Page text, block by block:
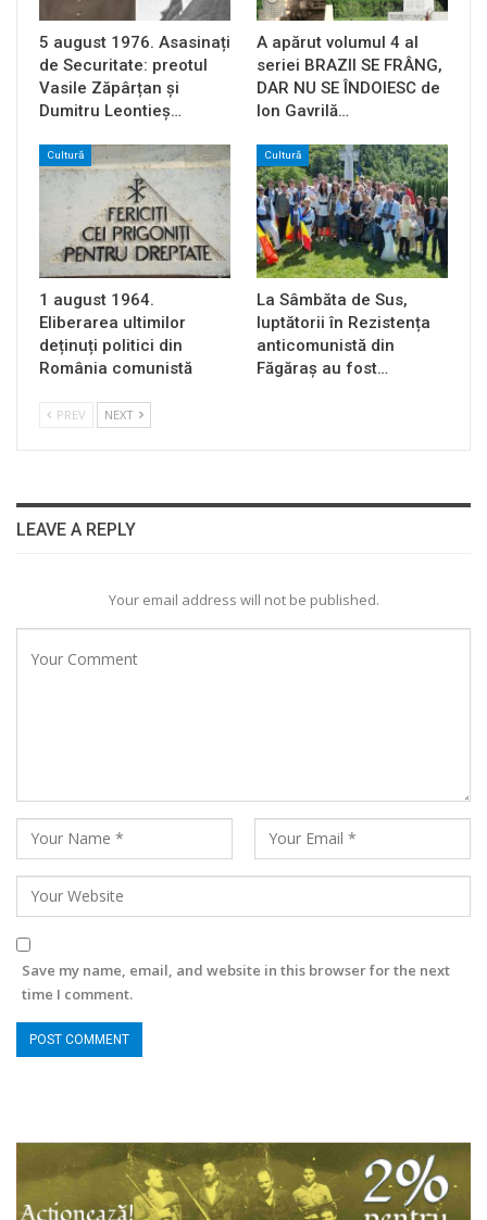
5 august 1976. Asasinați
de Securitate: preotul
Vasile Zăpârțan și
Dumitru Leontieș…
A apărut volumul 4 al
seriei BRAZII SE FRÂNG,
DAR NU SE ÎNDOIESC de
Ion Gavrilă…
Cultură
1 august 1964.
Eliberarea ultimilor
deținuți politici din
România comunistă
Cultură
La Sâmbăta de Sus,
luptătorii în Rezistența
anticomunistă din
Făgăraș au fost…
PREV NEXT
LEAVE A REPLY
Your email address will not be published.
Save my name, email, and website in this browser for the next
time I comment.